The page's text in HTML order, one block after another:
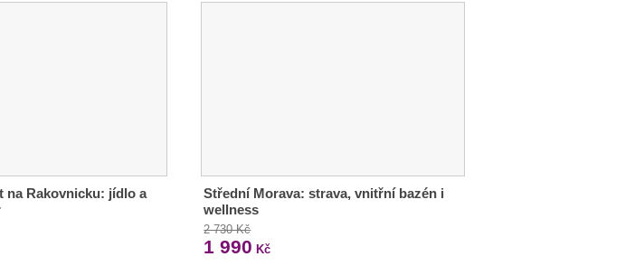
na Rakovnicku: jídlo a
Střední Morava: strava, vnitřní bazén i
wellness
2 730 Kč
1 990 Kč